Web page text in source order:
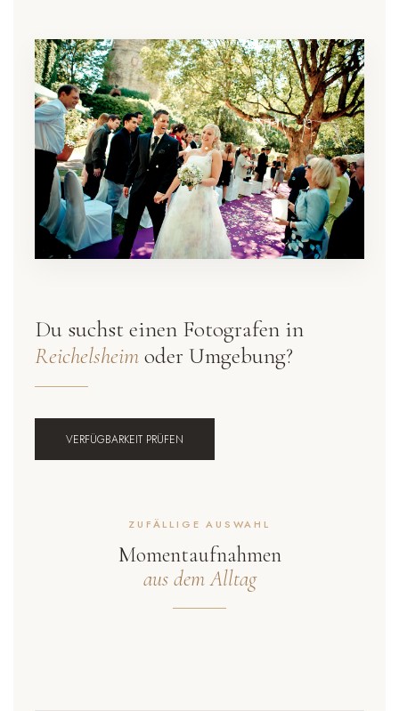
Du suchst einen Fotografen in
Reichelsheimoder Umgebung?
VERFÜGBARKEIT PRÜFEN
ZUFÄLLIGE AUSWAHL
Momentaufnahmen
aus dem Alltag